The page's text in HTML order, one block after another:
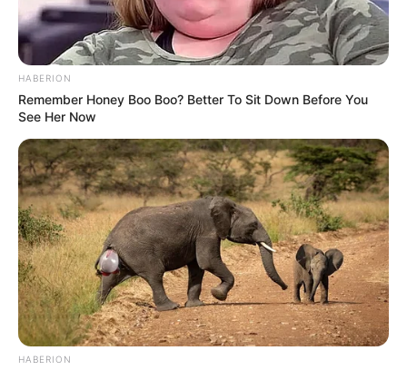
LIHAT ARTIKEL LAINNYA
HABERION
Remember Honey Boo Boo? Better To Sit Down Before You
See Her Now
HABERION